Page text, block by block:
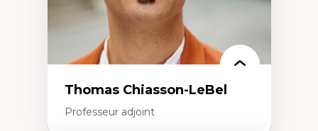
Thomas Chiasson-LeBel
Professeur adjoint